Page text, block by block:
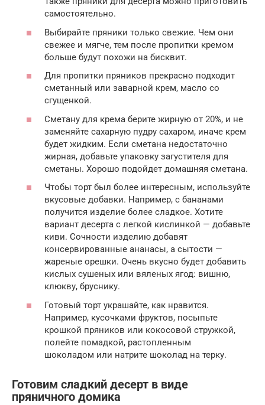
самостоятельно.
Выбирайте пряники только свежие. Чем они
свежее и мягче, тем после пропитки кремом
больше будут похожи на бисквит.
Для пропитки пряников прекрасно подходит
сметанный или заварной крем, масло со
сгущенкой.
Сметану для крема берите жирную от 20%, и не
заменяйте сахарную пудру сахаром, иначе крем
будет жидким. Если сметана недостаточно
жирная, добавьте упаковку загустителя для
сметаны. Хорошо подойдет домашняя сметана.
Чтобы торт был более интересным, используйте
вкусовые добавки. Например, с бананами
получится изделие более сладкое. Хотите
вариант десерта с легкой кислинкой — добавьте
киви. Сочности изделию добавят
консервированные ананасы, а сытости —
жареные орешки. Очень вкусно будет добавить
кислых сушеных или вяленых ягод: вишню,
клюкву, бруснику.
Готовый торт украшайте, как нравится.
Например, кусочками фруктов, посыпьте
крошкой пряников или кокосовой стружкой,
полейте помадкой, растопленным
шоколадом или натрите шоколад на терку.
Готовим сладкий десерт в виде
пряничного домика